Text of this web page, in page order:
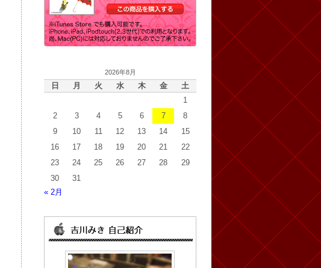
2026年8月
日 月 火 水 木 金
土
1
2
3 4 5 6 7
8
9
10 11 12 13 14
15
16
17 18 19 20 21
22
23
24 25 26 27 28
29
30
31
« 2月